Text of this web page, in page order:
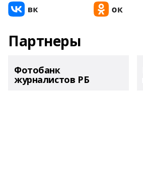
Партнеры
Фотобанк
журналистов РБ